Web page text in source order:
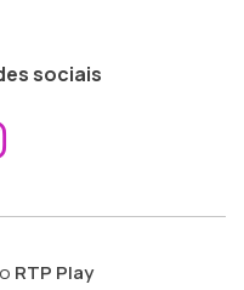
sociais
ao
RTP Play